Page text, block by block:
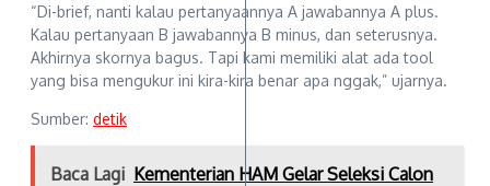
“Di-brief, nanti kalau pertanyaannya A jawabannya A plus.
Kalau pertanyaan B jawabannya B minus, dan seterusnya.
Akhirnya skornya bagus. Tapi kami memiliki alat ada tool
yang bisa mengukur ini kira-kira benar apa nggak,” ujarnya.
Sumber: detik
Baca Lagi Kementerian HAM Gelar Seleksi Calon